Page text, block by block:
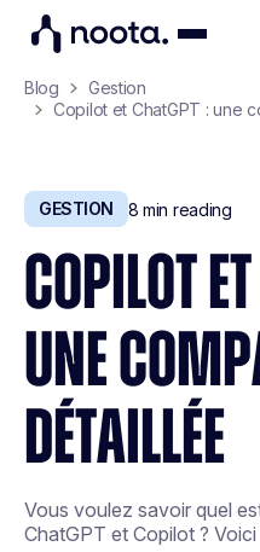
Blog
Gestion
Copilot et ChatGPT : une
GESTION 8 min reading
COPILOT
UNE
DÉTAILLÉE
Vous voulez savoir quel
ChatGPT et Copilot ?